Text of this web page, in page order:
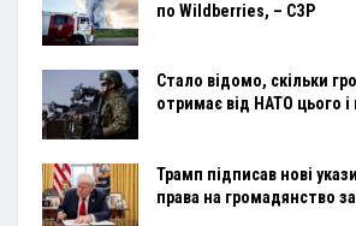
по Wildberries, – СЗР
Стало відомо, скільки
отримає від НАТО цього і
Трамп підписав нові
права на громадянство